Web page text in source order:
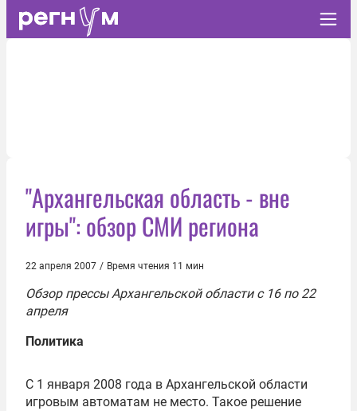
"Архангельская область - вне
игры": обзор СМИ региона
22 апреля 2007 / Время чтения 11 мин
Обзор прессы Архангельской области с 16 по 22
апреля
Политика
С 1 января 2008 года в Архангельской области
игровым автоматам не место. Такое решение